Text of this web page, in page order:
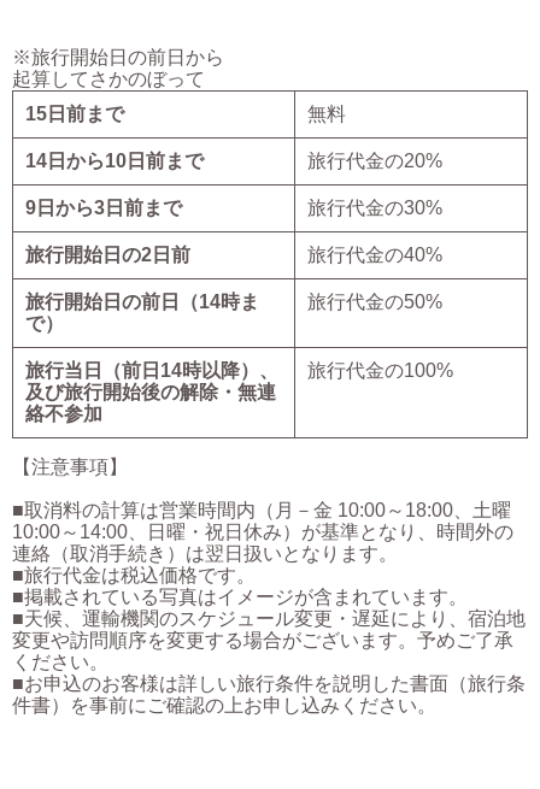
※旅行開始日の前日から
起算してさかのぼって
15日前まで
無料
14日から10日前まで 旅行代金の20%
9日から3日前まで 旅行代金の30%
旅行開始日の2日前 旅行代金の40%
旅行開始日の前日（14時ま
で）
旅行代金の50%
旅行当日（前日14時以降）、
及び旅行開始後の解除・無連
絡不参加
旅行代金の100%
【注意事項】
■取消料の計算は営業時間内（月－金 10:00～18:00、土曜
10:00～14:00、日曜・祝日休み）が基準となり、時間外の
連絡（取消手続き）は翌日扱いとなります。
■旅行代金は税込価格です。
■掲載されている写真はイメージが含まれています。
■天候、運輸機関のスケジュール変更・遅延により、宿泊地
変更や訪問順序を変更する場合がございます。予めご了承
ください。
■お申込のお客様は詳しい旅行条件を説明した書面（旅行条
件書）を事前にご確認の上お申し込みください。